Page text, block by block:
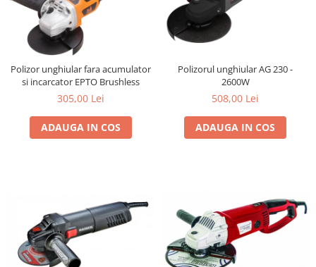
Polizor unghiular fara acumulator
si incarcator EPTO Brushless
305,00 Lei
ADAUGA IN COS
Polizorul unghiular AG 230 -
2600W
508,00 Lei
ADAUGA IN COS